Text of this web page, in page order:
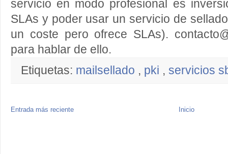
servicio en modo profesional es
SLAs y poder usar un servicio de
un coste pero ofrece SLAs).
para hablar de ello.
Etiquetas: mailsellado , pki , servicios
Entrada más reciente Inicio